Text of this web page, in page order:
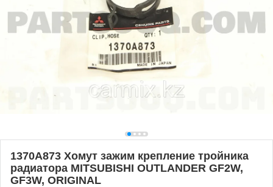
1370A873 Хомут зажим крепление тройника
радиатора MITSUBISHI OUTLANDER GF2W,
GF3W, ORIGINAL